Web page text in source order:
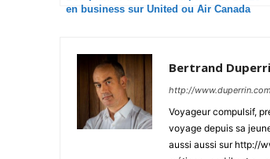
en business sur United ou Air Canada
Bertrand
http://www.duperrin.com
Voyageur compulsif,
voyage depuis sa
aussi aussi sur http://